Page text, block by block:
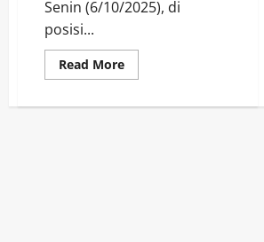
Senin (6/10/2025), di
posisi...
Read MoreRead
more
Tertekan